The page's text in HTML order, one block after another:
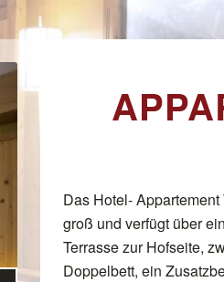
Das Hotel-
groß und verfügt über
Terrasse zur Hofseite,
Doppelbett, ein